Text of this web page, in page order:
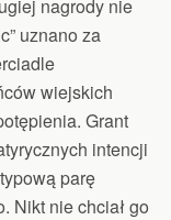
nagrody nie
uznano za
wiejskich
Grant
intencji
parę
Nikt nie chciał go